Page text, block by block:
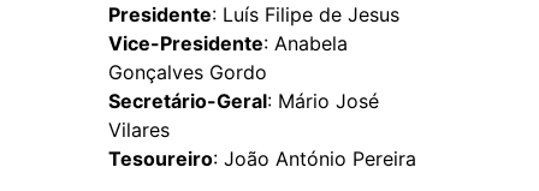
Presidente: Luís Filipe de Jesus
Vice-Presidente: Anabela
Gonçalves Gordo
Secretário-Geral: Mário José
Vilares
Tesoureiro: João António Pereira